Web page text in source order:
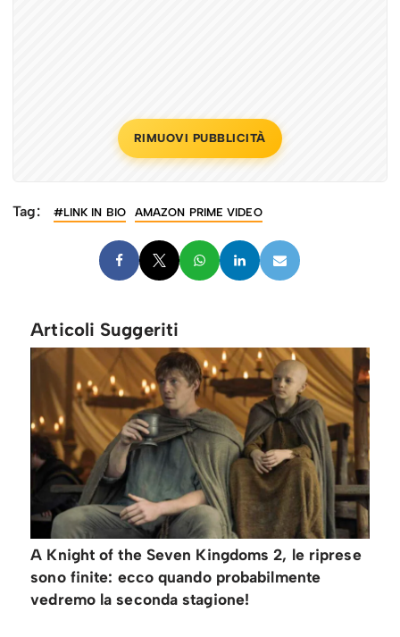
RIMUOVI PUBBLICITÀ
Tag: #LINK IN BIO AMAZON PRIME VIDEO
Articoli Suggeriti
A Knight of the Seven Kingdoms 2, le riprese
sono finite: ecco quando probabilmente
vedremo la seconda stagione!